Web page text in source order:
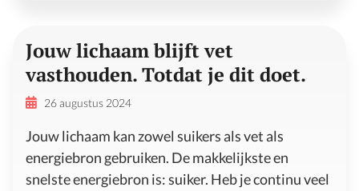
Jouw lichaam blijft vet
vasthouden. Totdat je dit doet.
26 augustus 2024
Jouw lichaam kan zowel suikers als vet als
energiebron gebruiken. De makkelijkste en
snelste energiebron is: suiker. Heb je continu veel